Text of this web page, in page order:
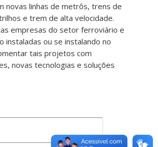
novas linhas de metrôs, trens de
e trem de alta velocidade.
empresas do setor ferroviário e
instaladas ou se instalando no
tais projetos com
novas tecnologias e soluções